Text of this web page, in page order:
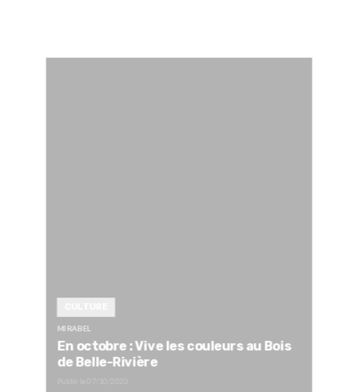
MIRABEL
En octobre : Vive les couleurs au Bois
de Belle-Rivière